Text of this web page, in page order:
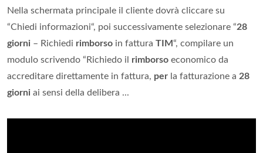
Nella schermata principale il cliente dovrà cliccare su
“Chiedi informazioni“, poi successivamente selezionare “28
giorni – Richiedi rimborso in fattura TIM “, compilare un
modulo scrivendo “Richiedo il rimborso economico da
accreditare direttamente in fattura, per la fatturazione a 28
giorni ai sensi della delibera ...